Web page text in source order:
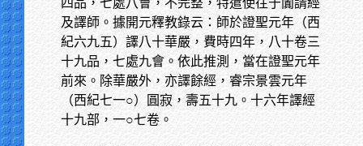
四品，七處八會，不完整，特遣使往于闐請經
及譯師。據開元釋教錄云：師於證聖元年（西
紀六九五）譯八十華嚴，費時四年，八十卷三
十九品，七處九會。依此推測，當在證聖元年
前來。除華嚴外，亦譯餘經，睿宗景雲元年
（西紀七一○）圓寂，壽五十九。十六年譯經
十九部，一○七卷。